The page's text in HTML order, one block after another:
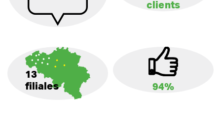
clients
13
filiales
94%